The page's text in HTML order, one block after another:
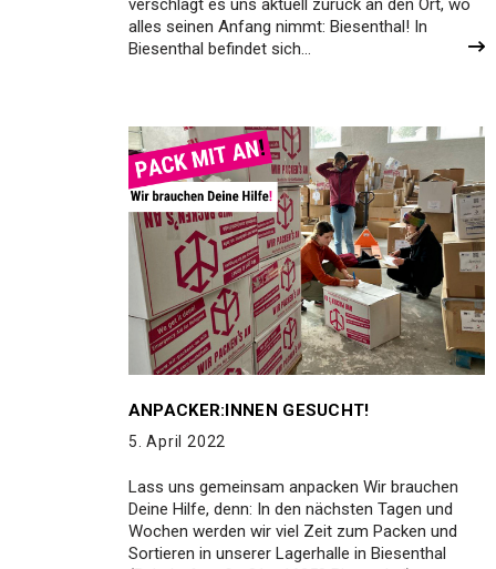
verschlägt es uns aktuell zurück an den Ort, wo
alles seinen Anfang nimmt: Biesenthal! In
Biesenthal befindet sich…
ANPACKER:INNEN GESUCHT!
5. April 2022
Lass uns gemeinsam anpacken Wir brauchen
Deine Hilfe, denn: In den nächsten Tagen und
Wochen werden wir viel Zeit zum Packen und
Sortieren in unserer Lagerhalle in Biesenthal